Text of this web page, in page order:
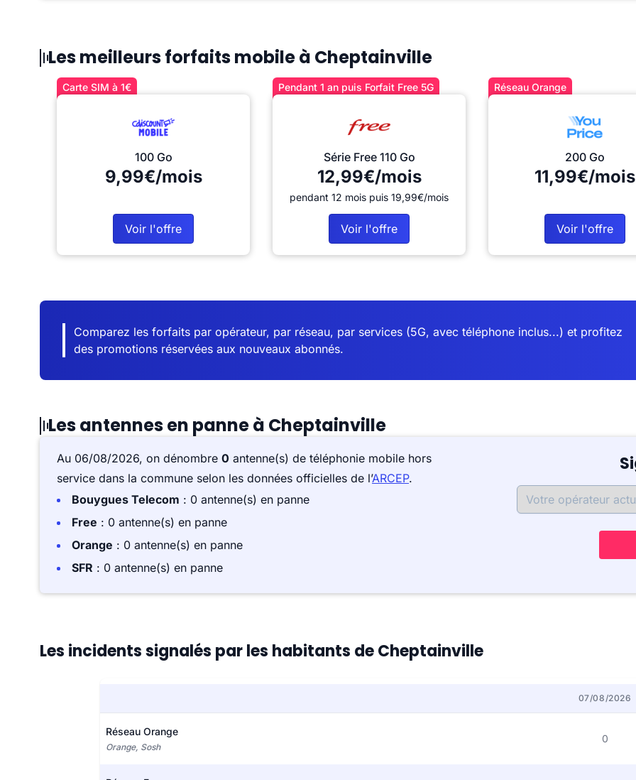
Les meilleurs forfaits mobile à Cheptainville
Carte SIM à 1€
100 Go
9,99€/mois
Voir l'offre
Pendant 1 an puis Forfait Free 5G
Série Free 110 Go
12,99€/mois
pendant 12 mois puis 19,99€/mois
Voir l'offre
Réseau Orange
200 Go
11,99€/mois
Voir l'offre
Comparez les forfaits par opérateur, par réseau, par services (5G, avec téléphone inclus...) et profitez
des promotions réservées aux nouveaux abonnés.
Les antennes en panne à Cheptainville
Au 06/08/2026, on dénombre 0 antenne(s) de téléphonie mobile hors
service dans la commune selon les données officielles de l’ARCEP.
Bouygues Telecom : 0 antenne(s) en panne
Free : 0 antenne(s) en panne
Orange : 0 antenne(s) en panne
SFR : 0 antenne(s) en panne
Les incidents signalés par les habitants de Cheptainville
07/08/2026
Réseau Orange
Orange, Sosh
0